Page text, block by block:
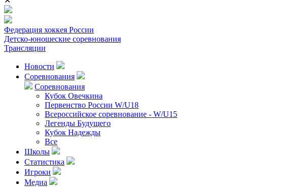
Федерация хоккея России
Детско-юношеские соревнования
Трансляции
Новости
Соревнования
Соревнования
Кубок Овечкина
Первенство России W/U18
Всероссийское соревнование - W/U15
Легенды Будущего
Кубок Надежды
Все
Школы
Статистика
Игроки
Медиа